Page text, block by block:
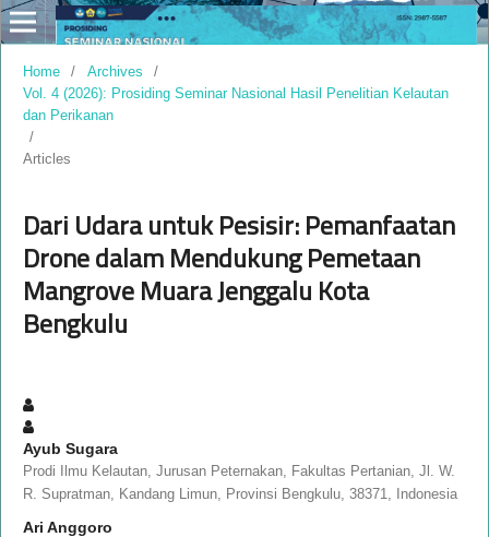
Home / Archives
/
Vol. 4 (2026): Prosiding Seminar Nasional Hasil Penelitian Kelautan
dan Perikanan
/
Articles
Dari Udara untuk Pesisir: Pemanfaatan
Drone dalam Mendukung Pemetaan
Mangrove Muara Jenggalu Kota
Bengkulu
Ayub Sugara
Prodi Ilmu Kelautan, Jurusan Peternakan, Fakultas Pertanian, Jl. W.
R. Supratman, Kandang Limun, Provinsi Bengkulu, 38371, Indonesia
Ari Anggoro